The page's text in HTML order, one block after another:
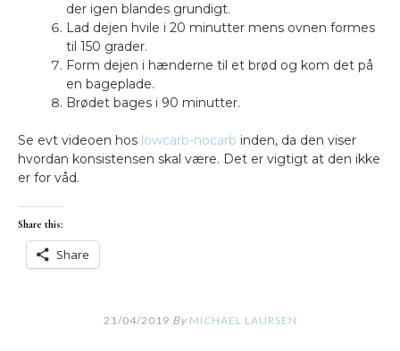
der igen blandes grundigt.
Lad dejen hvile i 20 minutter mens ovnen formes
til 150 grader.
Form dejen i hænderne til et brød og kom det på
en bageplade.
Brødet bages i 90 minutter.
Se evt videoen hos lowcarb-nocarb inden, da den viser
hvordan konsistensen skal være. Det er vigtigt at den ikke
er for våd.
Share this:
Share
21/04/2019 By MICHAEL LAURSEN